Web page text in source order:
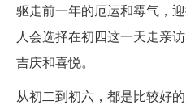
驱走前一年的厄运和霉气，
人会选择在初四这一天走亲
吉庆和喜悦。
从初二到初六，都是比较好